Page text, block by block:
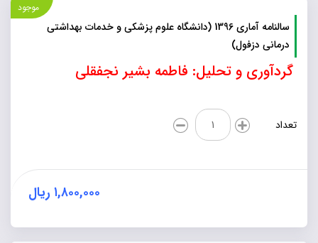
موجود
سالنامه آماری 1396 (دانشگاه علوم پزشکی و خدمات بهداشتی
درمانی دزفول)
گردآوری و تحلیل: فاطمه بشیر نجفقلی
تعداد
سالنامه
آماری
1396
علوم
۱,۸۰۰,۰۰۰ ریال